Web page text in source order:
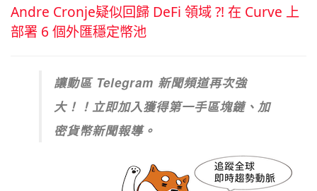
Andre Cronje疑似回歸 DeFi 領域 ?! 在 Curve 上
部署 6 個外匯穩定幣池
讓動區 Telegram 新聞頻道再次強
大！！立即加入獲得第一手區塊鏈、加
密貨幣新聞報導。